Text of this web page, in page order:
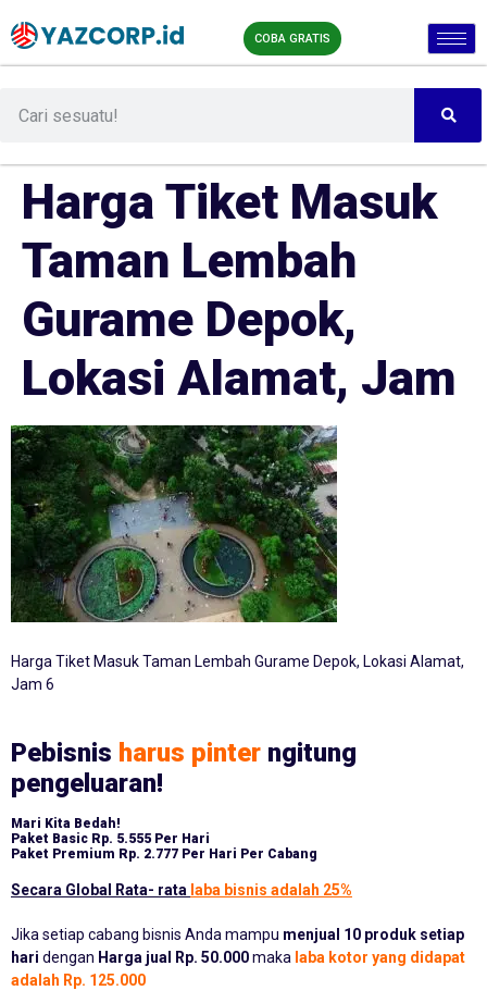
COBA GRATIS
Harga Tiket Masuk
Taman Lembah
Gurame Depok,
Lokasi Alamat, Jam
Harga Tiket Masuk Taman Lembah Gurame Depok, Lokasi Alamat,
Jam 6
Pebisnis harus pinter ngitung
pengeluaran!
Mari Kita Bedah!
Paket Basic Rp. 5.555 Per Hari
Paket Premium Rp. 2.777 Per Hari Per Cabang
Secara Global Rata- rata laba bisnis adalah 25%
Jika setiap cabang bisnis Anda mampu menjual 10 produk setiap
hari dengan Harga jual Rp. 50.000maka laba kotor yang didapat
adalah Rp. 125.000